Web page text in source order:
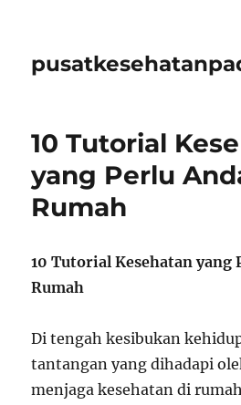
10 Tutorial
yang Perlu
Rumah
10 Tutorial Kesehatan yang
Rumah
Di tengah kesibukan
tantangan yang dihadapi
menjaga kesehatan di